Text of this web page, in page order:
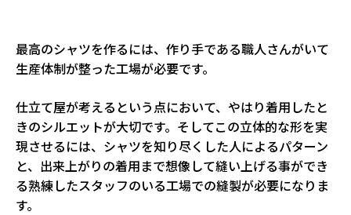
最高のシャツを作るには、作り手である職人さんがいて
生産体制が整った工場が必要です。
仕立て屋が考えるという点において、やはり着用したと
きのシルエットが大切です。 そしてこの立体的な形を実
現させるには、シャツを知り尽くした人によるパターン
と、出来上がりの着用まで想像して縫い上げる事ができ
る熟練したスタッフのいる工場での縫製が必要になりま
す。